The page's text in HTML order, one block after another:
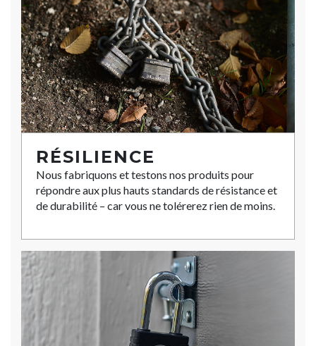
RÉSILIENCE
Nous fabriquons et testons nos produits pour
répondre aux plus hauts standards de résistance et
de durabilité – car vous ne tolérerez rien de moins.